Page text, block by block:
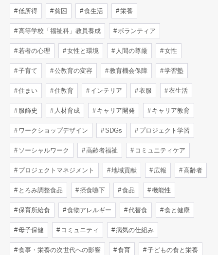
低所得 貧困 食生活 栄養
高等学校「福祉科」教員養成 ボランティア
若者の心理 女性と環境 人間の尊厳 女性
子育て 公教育の変容 教育機会保障 学習塾
住まい 住教育 インテリア 衣服 衣生活
服飾史 人材育成 キャリア開発 キャリア教育
ワークショップデザイン SDGs プロジェクト学習
ソーシャルワーク 高齢者福祉 コミュニティケア
プロジェクトマネジメント 地域貢献 広報 高齢者
とろみ調整食品 摂食嚥下 食品 機能性
保育所給食 食物アレルギー 代替食 食と健康
母子保健 コミュニティ 病気の仕組み
食事・栄養の次世代への影響 食育 子どもの食と栄養